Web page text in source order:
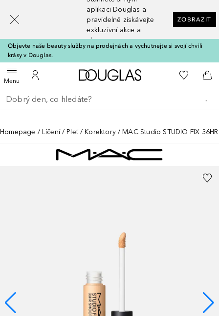
aplikaci Douglas a
pravidelně získávejte
exkluzivní akce a
slevy
ZOBRAZIT
Objevte naše beauty služby na prodejnách a vychutnejte si svojí chvíli
krásy v Douglas.
MenuOtevřít menuK mému účtu
Domů K mému
Do
Vraťte se
Proveďte vyhledávání
Homepage Líčení Pleť Korektory MAC Studio STUDIO FIX
[navigation.slideout.screenreader]